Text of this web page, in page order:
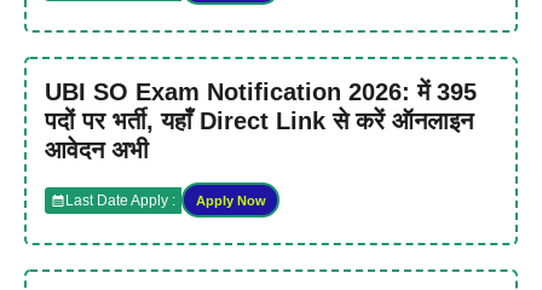
UBI SO Exam Notification 2026: में 395
पदों पर भर्ती, यहाँ Direct Link से करें ऑनलाइन
आवेदन अभी
Last Date Apply : Apply Now